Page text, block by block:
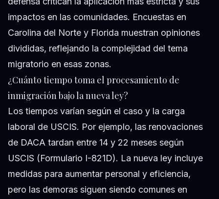
impactos en las comunidades. Encuestas en
Carolina del Norte y Florida muestran opiniones
divididas, reflejando la complejidad del tema
migratorio en esas zonas.
¿Cuánto tiempo toma el procesamiento de
inmigración bajo la nueva ley?
Los tiempos varían según el caso y la carga
laboral de USCIS. Por ejemplo, las renovaciones
de DACA tardan entre 14 y 22 meses según
USCIS (Formulario I-821D). La nueva ley incluye
medidas para aumentar personal y eficiencia,
pero las demoras siguen siendo comunes en